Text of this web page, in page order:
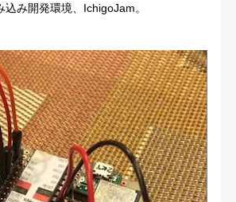
み開発環境、IchigoJam。